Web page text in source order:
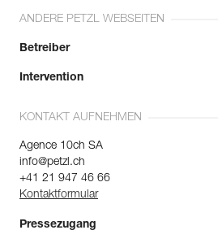
ANDERE PETZL WEBSEITEN
Betreiber
Intervention
KONTAKT AUFNEHMEN
Agence 10ch SA
info@petzl.ch
+41 21 947 46 66
Kontaktformular
Pressezugang